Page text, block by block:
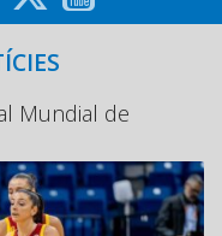
Mundial de